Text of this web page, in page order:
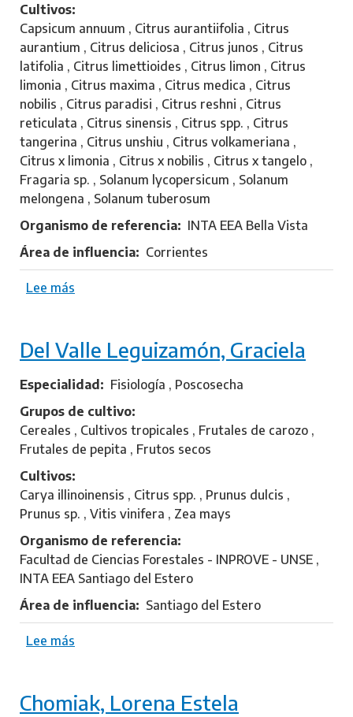
E
r
i
c
C
r
i
s
t
n
Cultivos
Capsicum annuum , Citrus aurantiifolia , Citrus
aurantium , Citrus deliciosa , Citrus junos , Citrus
latifolia , Citrus limettioides , Citrus limon , Citrus
limonia , Citrus maxima , Citrus medica , Citrus
nobilis , Citrus paradisi , Citrus reshni , Citrus
reticulata , Citrus sinensis , Citrus spp. , Citrus
tangerina , Citrus unshiu , Citrus volkameriana ,
Citrus x limonia , Citrus x nobilis , Citrus x tangelo ,
Fragaria sp. , Solanum lycopersicum , Solanum
melongena , Solanum tuberosum
Organismo de referencia
INTA EEA Bella Vista
Área de influencia
Corrientes
Lee más
r
e
G
u
n
a
P
a
o
s
i
Del Valle Leguizamón, Graciela
Especialidad
Fisiología , Poscosecha
Grupos de cultivo
Cereales , Cultivos tropicales , Frutales de carozo ,
Frutales de pepita , Frutos secos
Cultivos
Carya illinoinensis , Citrus spp. , Prunus dulcis ,
Prunus sp. , Vitis vinifera , Zea mays
Organismo de referencia
Facultad de Ciencias Forestales - INPROVE - UNSE ,
INTA EEA Santiago del Estero
Área de influencia
Santiago del Estero
Lee más
r
Chomiak, Lorena Estela